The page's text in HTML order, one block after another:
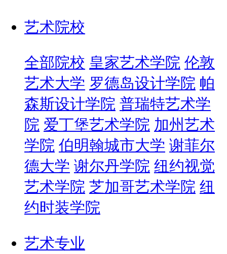
艺术院校
全部院校 皇家艺术学院 伦敦
艺术大学 罗德岛设计学院 帕
森斯设计学院 普瑞特艺术学
院 爱丁堡艺术学院 加州艺术
学院 伯明翰城市大学 谢菲尔
德大学 谢尔丹学院 纽约视觉
艺术学院 芝加哥艺术学院 纽
约时装学院
艺术专业